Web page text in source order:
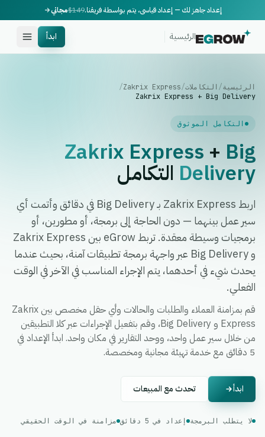
إعداد جاهز لك — إعداد قياسي، يتم بواسطة فريقنا.$149مجاني
الرئيسية ابدأ
الرئيسية/ التكاملات/
Zakrix Express
/
Zakrix Express + Big Delivery
التكامل الموثوق
Zakrix Express + Big
Delivery التكامل
اربط Zakrix Express بـ Big Delivery في دقائق وأتمت أي
سير عمل بينهما — دون الحاجة إلى برمجة، أو مطورين، أو
برمجيات وسيطة معقدة. تربط eGrow بين Zakrix Express
و Big Delivery عبر واجهة برمجة تطبيقات آمنة، بحيث عندما
يحدث شيء في أحدهما، يتم الإجراء المناسب في الآخر في الوقت
الفعلي.
قم بمزامنة العملاء والطلبات والحالات وأي حقل مخصص بين Zakrix
Express و Big Delivery، وقم بتفعيل الإجراءات عبر كلا التطبيقين
من خلال سير عمل واحد، ووحد التقارير في مكان واحد. ابدأ الإعداد في
5 دقائق مع خدمة تهيئة مجانية ومخصصة.
ابدأ تحدث مع المبيعات
لا يتطلب البرمجة إعداد في 5 دقائق مزامنة في الوقت الحقيقي